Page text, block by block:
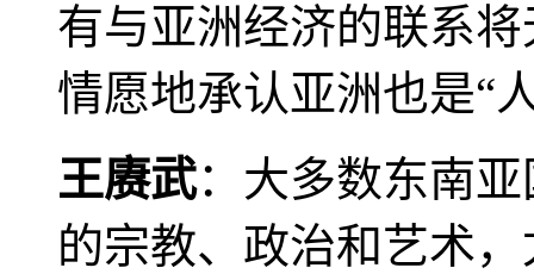
有与亚洲经济的联系
情愿地承认亚洲也是“
王赓武：大多数东南
的宗教、政治和艺术